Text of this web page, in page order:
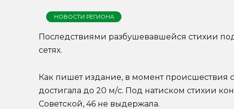
НОВОСТИ РЕГИОНА
Последствиями разбушевавшейся стихии
сетях.
Как пишет издание, в момент происшествия
достигала до 20 м/с. Под натиском стихии
Советской, 46 не выдержала.